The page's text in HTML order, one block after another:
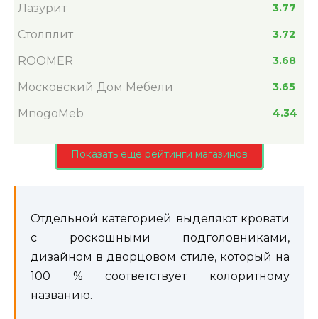
Лазурит 3.77
Столплит 3.72
ROOMER 3.68
Московский Дом Мебели 3.65
MnogoMeb 4.34
Показать еще рейтинги магазинов
Отдельной категорией выделяют кровати
с роскошными подголовниками,
дизайном в дворцовом стиле, который на
100 % соответствует колоритному
названию.